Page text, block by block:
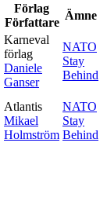
Förlag
Författare
Ämne
Karneval
förlag
Daniele
Ganser
NATO
Stay
Behind
Atlantis
Mikael
Holmström
NATO
Stay
Behind